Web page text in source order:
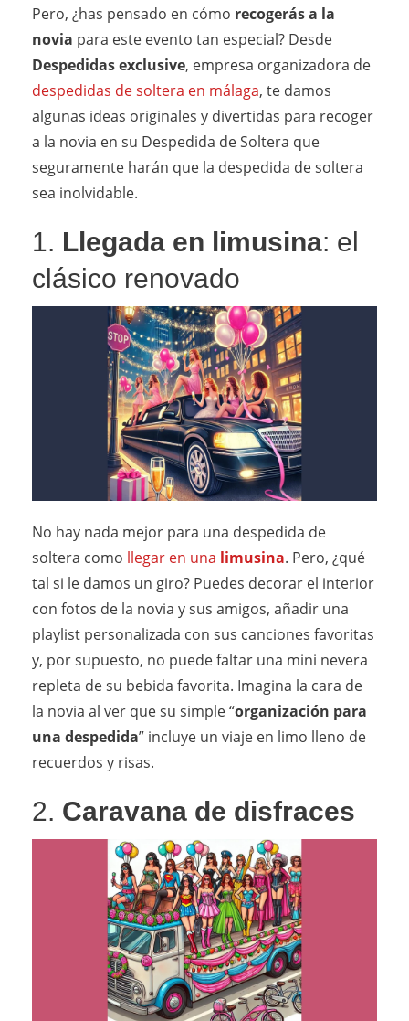
Pero, ¿has pensado en cómo recogerás a la
novia para este evento tan especial? Desde
Despedidas exclusive, empresa organizadora de
despedidas de soltera en málaga, te damos
algunas ideas originales y divertidas para recoger
a la novia en su Despedida de Soltera que
seguramente harán que la despedida de soltera
sea inolvidable.
1. Llegada en limusina: el
clásico renovado
No hay nada mejor para una despedida de
soltera como llegar en una limusina. Pero, ¿qué
tal si le damos un giro? Puedes decorar el interior
con fotos de la novia y sus amigos, añadir una
playlist personalizada con sus canciones favoritas
y, por supuesto, no puede faltar una mini nevera
repleta de su bebida favorita. Imagina la cara de
la novia al ver que su simple “organización para
una despedida” incluye un viaje en limo lleno de
recuerdos y risas.
2. Caravana de disfraces